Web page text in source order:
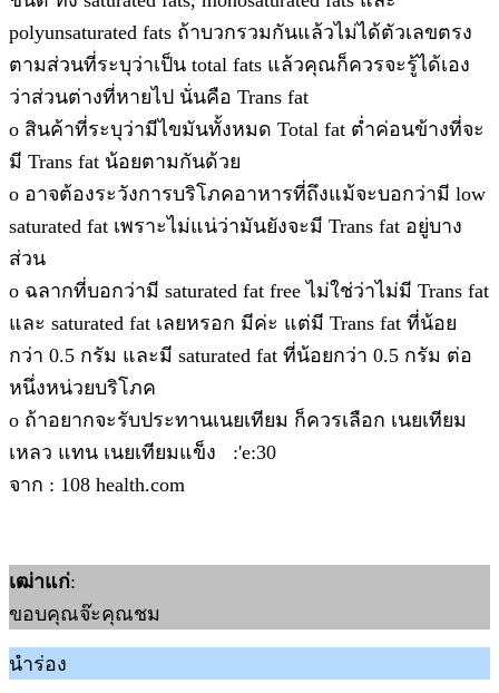
polyunsaturated fats ถ้าบวกรวมกันแล้วไม่ได้ตัวเลขตรง
ตามส่วนที่ระบุว่าเป็น total fats แล้วคุณก็ควรจะรู้ได้เอง
ว่าส่วนต่างที่หายไป นั่นคือ Trans fat
o สินค้าที่ระบุว่ามีไขมันทั้งหมด Total fat ต่ำค่อนข้างที่จะ
มี Trans fat น้อยตามกันด้วย
o อาจต้องระวังการบริโภคอาหารที่ถึงแม้จะบอกว่ามี low
saturated fat เพราะไม่แน่ว่ามันยังจะมี Trans fat อยู่บาง
ส่วน
o ฉลากที่บอกว่ามี saturated fat free ไม่ใช่ว่าไม่มี Trans fat
และ saturated fat เลยหรอก มีค่ะ แต่มี Trans fat ที่น้อย
กว่า 0.5 กรัม และมี saturated fat ที่น้อยกว่า 0.5 กรัม ต่อ
หนึ่งหน่วยบริโภค
o ถ้าอยากจะรับประทานเนยเทียม ก็ควรเลือก เนยเทียม
เหลว แทน เนยเทียมแข็ง :'e:30
จาก : 108 health.com
เฒ่าแก่:
ขอบคุณจ๊ะคุณชม
นำร่อง